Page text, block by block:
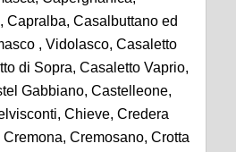
Capralba, Casalbuttano ed
, Vidolasco, Casaletto
di Sopra, Casaletto Vaprio,
Gabbiano, Castelleone,
Chieve, Credera
Cremosano, Crotta